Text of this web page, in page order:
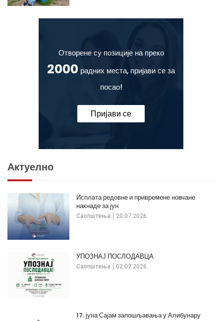
Отворене су позиције на преко
2000 радних места, пријави се за
посао!
Пријави се
Актуелно
Саопштења 20.07.2026.
Исплата редовне и привремене новчане
накнаде за јун
Саопштења 02.07.2026.
УПОЗНАЈ ПОСЛОДАВЦА
17. јуна Сајам запошљавања у Алибунару